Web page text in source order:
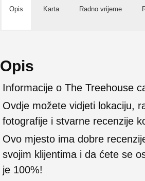
Opis Karta Radno vrijeme
Opis
Informacije o The Treehouse
Ovdje možete vidjeti lokaciju,
fotografije i stvarne recenzije
Ovo mjesto ima dobre
svojim klijentima i da ćete se
je 100%!